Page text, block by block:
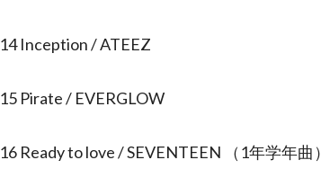
14 Inception / ATEEZ
15 Pirate / EVERGLOW
16 Ready to love / SEVENTEEN （1年学年曲）